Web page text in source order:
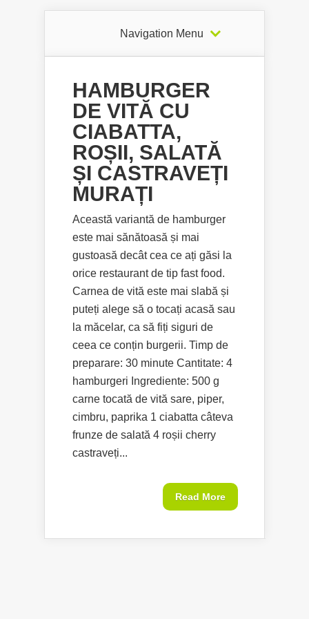
Navigation Menu
HAMBURGER
DE VITĂ CU
CIABATTA,
ROȘII, SALATĂ
ȘI CASTRAVEȚI
MURAȚI
Această variantă de hamburger
este mai sănătoasă și mai
gustoasă decât cea ce ați găsi la
orice restaurant de tip fast food.
Carnea de vită este mai slabă și
puteți alege să o tocați acasă sau
la măcelar, ca să fiți siguri de
ceea ce conțin burgerii. Timp de
preparare: 30 minute Cantitate: 4
hamburgeri Ingrediente: 500 g
carne tocată de vită sare, piper,
cimbru, paprika 1 ciabatta câteva
frunze de salată 4 roșii cherry
castraveți...
Read More